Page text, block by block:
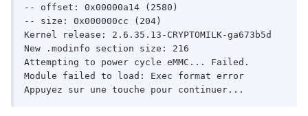
-- offset: 0x00000a14 (2580)
-- size: 0x000000cc (204)
Kernel release: 2.6.35.13-CRYPTOMILK-ga673b5d
New .modinfo section size: 216
Attempting to power cycle eMMC... Failed.
Module failed to load: Exec format error
Appuyez sur une touche pour continuer...